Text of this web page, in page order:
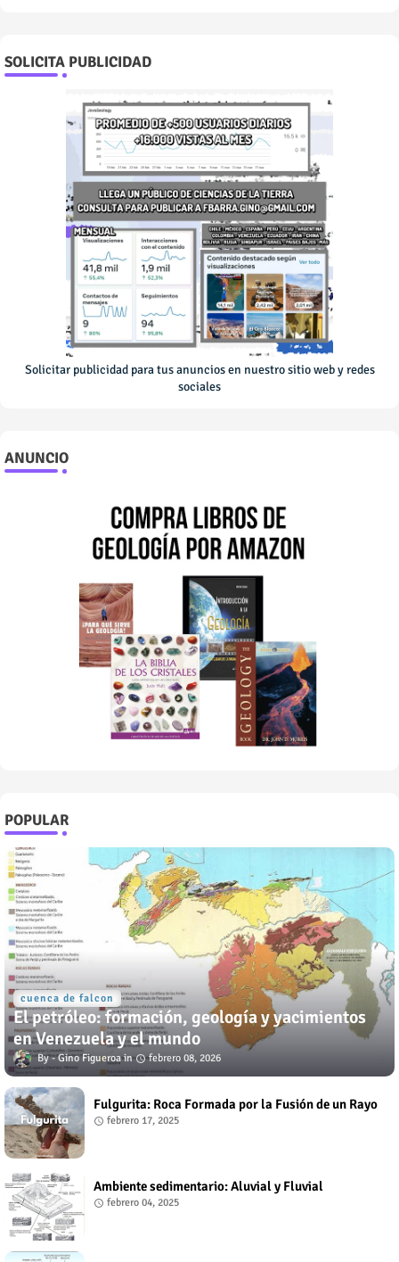
SOLICITA PUBLICIDAD
Solicitar publicidad para tus anuncios en nuestro sitio web y redes
sociales
ANUNCIO
POPULAR
cuenca de falcon
El petróleo: formación, geología y yacimientos
en Venezuela y el mundo
Gino Figueroa febrero 08, 2026
Fulgurita: Roca Formada por la Fusión de un Rayo
febrero 17, 2025
Ambiente sedimentario: Aluvial y Fluvial
febrero 04, 2025